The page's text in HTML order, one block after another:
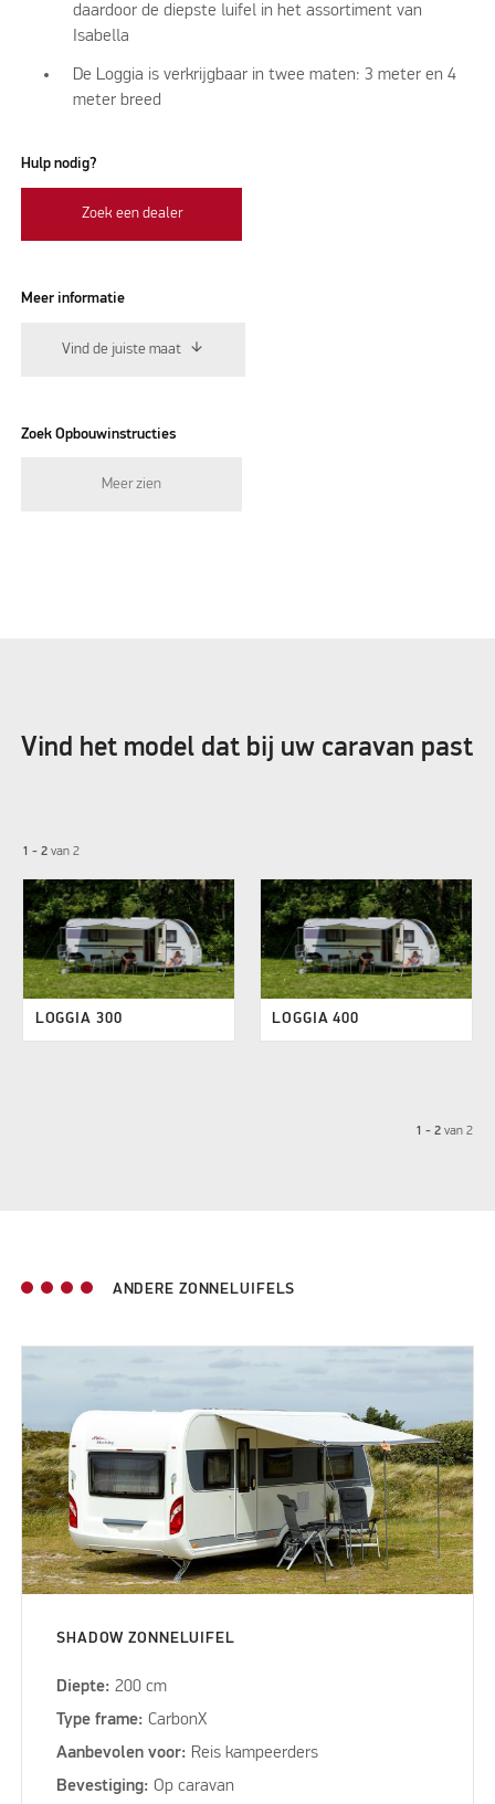
daardoor de diepste luifel in het assortiment van
Isabella
De Loggia is verkrijgbaar in twee maten: 3 meter en 4
meter breed
Hulp nodig?
Zoek een dealer
Meer informatie
Vind de juiste maat
Zoek Opbouwinstructies
Meer zien
Vind het model dat bij uw caravan past
1 - 2van 2
LOGGIA 300 LOGGIA 400
1 - 2 van2
ANDERE ZONNELUIFELS
SHADOW ZONNELUIFEL
Diepte:200 cm
Type frame:CarbonX
Aanbevolen voor: Reis kampeerders
Bevestiging:Op caravan